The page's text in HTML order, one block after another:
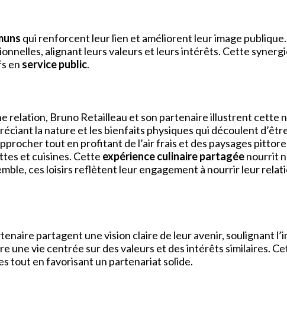
qui renforcent leur lien et améliorent leur image
alignant leurs valeurs et leurs intérêts. Cette
en service public.
relation, Bruno Retailleau et son partenaire illustrent cette
la nature et les bienfaits physiques qui découlent
tout en profitant de l’air frais et des paysages
et cuisines. Cette expérience culinaire partagéenourrit
ces loisirs reflètent leur engagement à nourrir leur
partagent une vision claire de leur avenir, soulignant
vie centrée sur des valeurs et des intérêts similaires.
tout en favorisant un partenariat solide.